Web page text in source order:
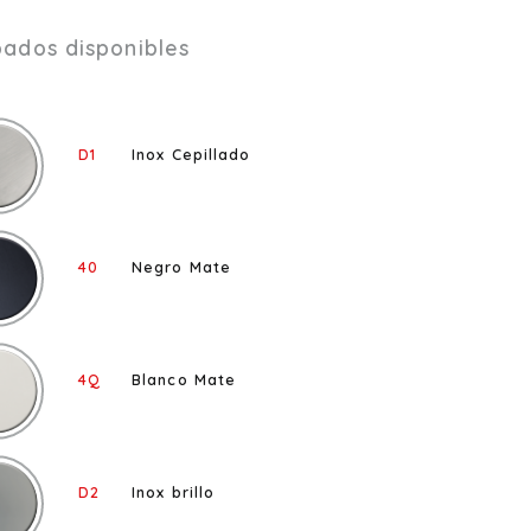
disponibles
D1 Inox Cepillado
40 Negro Mate
4Q Blanco Mate
D2 Inox brillo